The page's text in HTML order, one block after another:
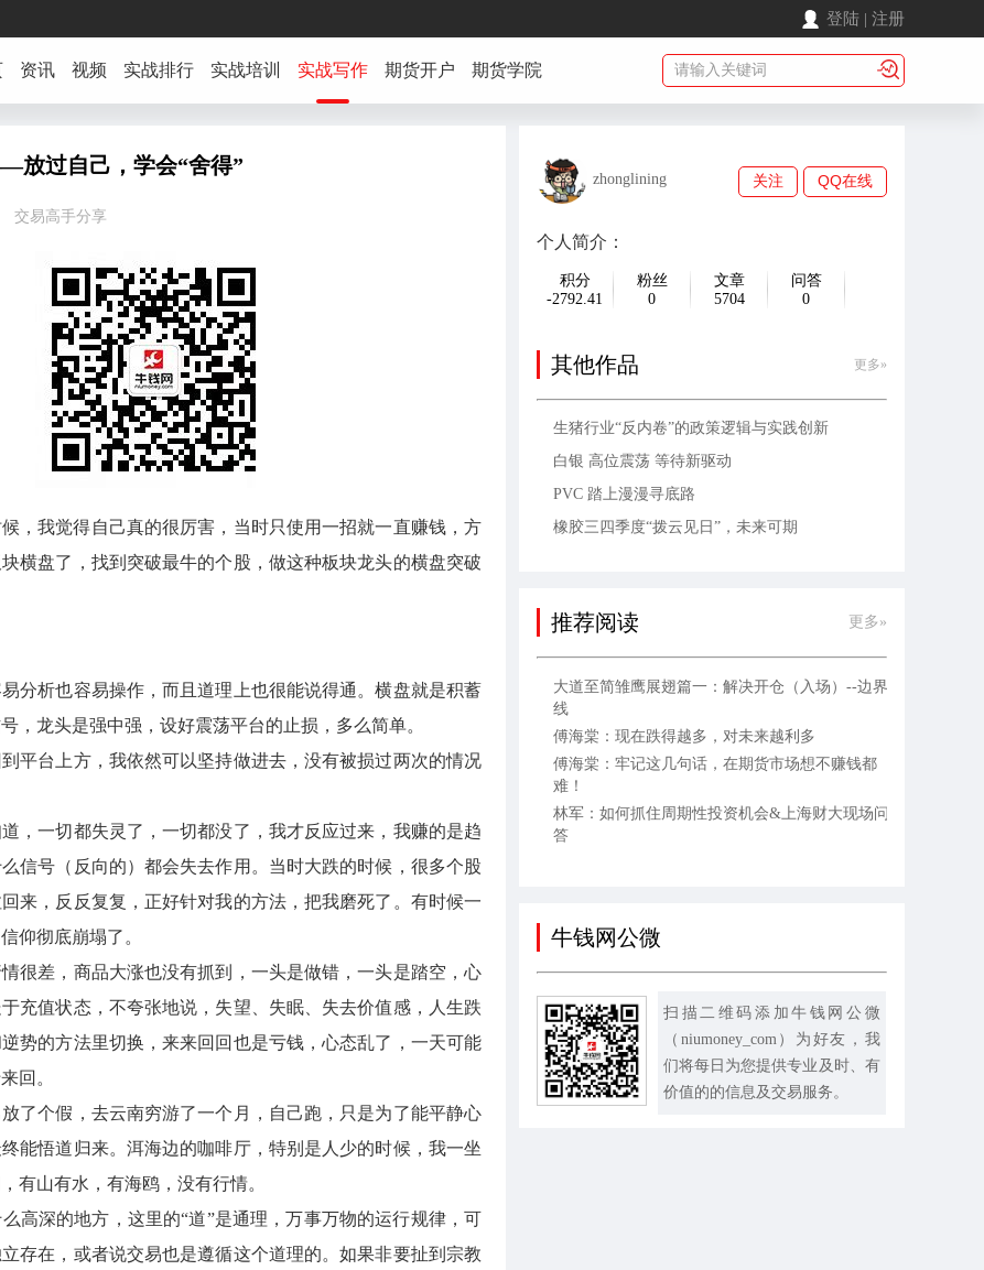
登陆 | 注册
资讯 视频 实战排行 实战培训 实战写作 期货开户 期货学院
放过自己，学会“舍得”
交易高手分享
候，我觉得自己真的很厉害，当时只使用一招就一直赚钱，方
横盘了，找到突破最牛的个股，做这种板块龙头的横盘突破
分析也容易操作，而且道理上也很能说得通。横盘就是积蓄
，龙头是强中强，设好震荡平台的止损，多么简单。
平台上方，我依然可以坚持做进去，没有被损过两次的情况
，一切都失灵了，一切都没了，我才反应过来，我赚的是趋
信号（反向的）都会失去作用。当时大跌的时候，很多个股
来，反反复复，正好针对我的方法，把我磨死了。有时候一
仰彻底崩塌了。
很差，商品大涨也没有抓到，一头是做错，一头是踏空，心
充值状态，不夸张地说，失望、失眠、失去价值感，人生跌
势的方法里切换，来来回回也是亏钱，心态乱了，一天可能
回。
了个假，去云南穷游了一个月，自己跑，只是为了能平静心
能悟道归来。洱海边的咖啡厅，特别是人少的时候，我一坐
有山有水，有海鸥，没有行情。
高深的地方，这里的“道”是通理，万事万物的运行规律，可
存在，或者说交易也是遵循这个道理的。如果非要扯到宗教
zhonglining 关注 QQ在线
个人简介：
积分
-2792.41
粉丝
0
文章
5704
问答
0
其他作品 更多»
生猪行业“反内卷”的政策逻辑与实践创新
白银 高位震荡 等待新驱动
PVC 踏上漫漫寻底路
橡胶三四季度“拨云见日”，未来可期
推荐阅读 更多»
大道至简雏鹰展翅篇一：解决开仓（入场）--边界
线
傅海棠：现在跌得越多，对未来越利多
傅海棠：牢记这几句话，在期货市场想不赚钱都
难！
林军：如何抓住周期性投资机会&上海财大现场问
答
牛钱网公微
扫描二维码添加牛钱网公微
（niumoney_com）为好友，我
们将每日为您提供专业及时、有
价值的的信息及交易服务。